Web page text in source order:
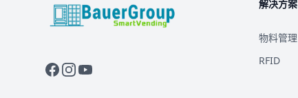
BauerGroup Tech 解决方案
物料管理
RFID